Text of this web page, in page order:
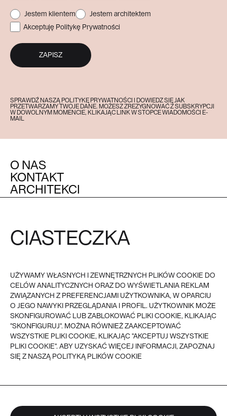
Jestem klientem
Jestem architektem
Akceptuję Politykę Prywatności
ZAPISZ
SPRAWDŹ NASZĄ POLITYKĘ PRYWATNOŚCI I DOWIEDZ SIĘ JAK
PRZETWARZAMY TWOJE DANE. MOŻESZ ZREZYGNOWAĆ Z SUBSKRYPCJI
W DOWOLNYM MOMENCIE, KLIKAJĄC LINK W STOPCE WIADOMOŚCI E-
MAIL
O NAS
KONTAKT
ARCHITEKCI
MEDIA
OBSŁUGA KLIENTA
PŁATNOŚĆ
DOSTAWA
ZWROTY
REKLAMACJE
POZOSTAŁE
VEER - 2026 © VEER, WSZYSTKIE PRAWA ZASTRZEŻONE
CIASTECZKA
UŻYWAMY WŁASNYCH I ZEWNĘTRZNYCH PLIKÓW COOKIE DO
CELÓW ANALITYCZNYCH ORAZ DO WYŚWIETLANIA REKLAM
ZWIĄZANYCH Z PREFERENCJAMI UŻYTKOWNIKA, W OPARCIU
O JEGO NAWYKI PRZEGLĄDANIA I PROFIL. UŻYTKOWNIK MOŻE
SKONFIGUROWAĆ LUB ZABLOKOWAĆ PLIKI COOKIE, KLIKAJĄC
"SKONFIGURUJ". MOŻNA RÓWNIEŻ ZAAKCEPTOWAĆ
WSZYSTKIE PLIKI COOKIE, KLIKAJĄC "AKCEPTUJ WSZYSTKIE
PLIKI COOKIE". ABY UZYSKAĆ WIĘCEJ INFORMACJI, ZAPOZNAJ
SIĘ Z NASZĄ POLITYKĄ PLIKÓW COOKIE